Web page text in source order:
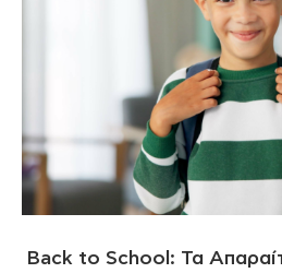
Back to School: Τα